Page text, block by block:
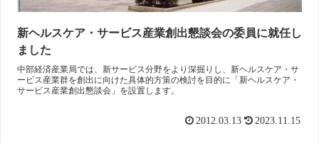
新ヘルスケア・サービス産業創出懇談会の委員に就任し
ました
中部経済産業局では、新サービス分野をより深掘りし、新ヘルスケア・サ
ービス産業群を創出に向けた具体的方策の検討を目的に「新ヘルスケア・
サービス産業創出懇談会」を設置します。
2012.03.13 2023.11.15